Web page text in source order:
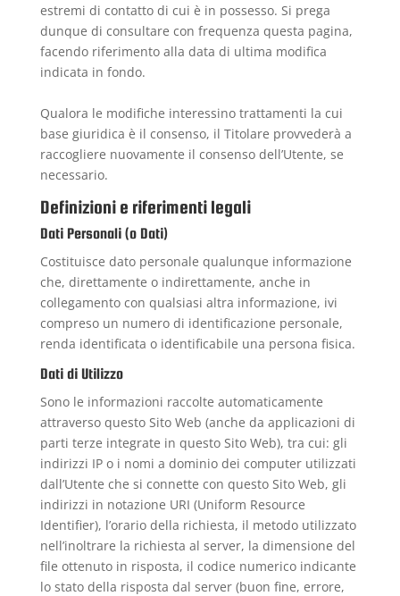
estremi di contatto di cui è in possesso. Si prega
dunque di consultare con frequenza questa pagina,
facendo riferimento alla data di ultima modifica
indicata in fondo.
Qualora le modifiche interessino trattamenti la cui
base giuridica è il consenso, il Titolare provvederà a
raccogliere nuovamente il consenso dell’Utente, se
necessario.
Definizioni e riferimenti legali
Dati Personali (o Dati)
Costituisce dato personale qualunque informazione
che, direttamente o indirettamente, anche in
collegamento con qualsiasi altra informazione, ivi
compreso un numero di identificazione personale,
renda identificata o identificabile una persona fisica.
Dati di Utilizzo
Sono le informazioni raccolte automaticamente
attraverso questo Sito Web (anche da applicazioni di
parti terze integrate in questo Sito Web), tra cui: gli
indirizzi IP o i nomi a dominio dei computer utilizzati
dall’Utente che si connette con questo Sito Web, gli
indirizzi in notazione URI (Uniform Resource
Identifier), l’orario della richiesta, il metodo utilizzato
nell’inoltrare la richiesta al server, la dimensione del
file ottenuto in risposta, il codice numerico indicante
lo stato della risposta dal server (buon fine, errore,